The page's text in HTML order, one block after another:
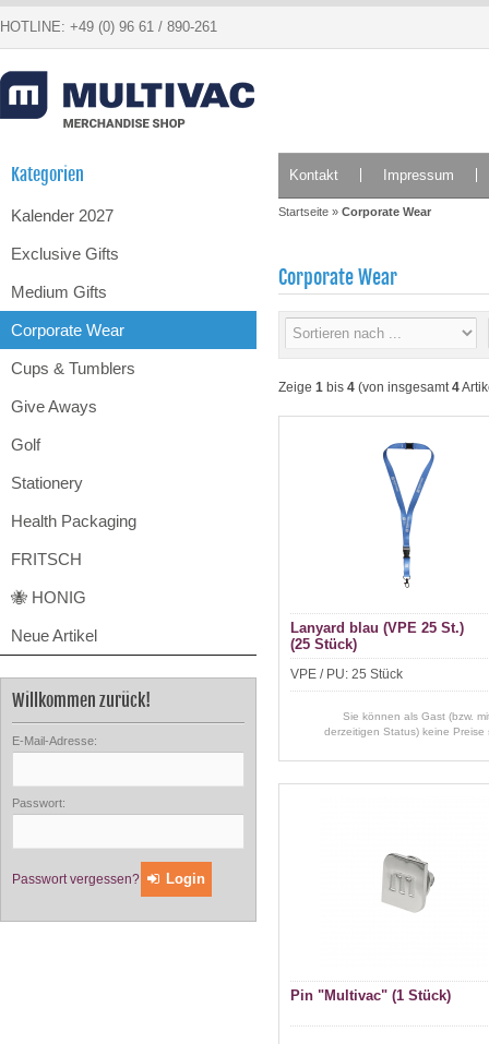
HOTLINE: +49 (0) 96 61 / 890-261
Kategorien
Kalender 2027
Exclusive Gifts
Medium Gifts
Corporate Wear
Cups & Tumblers
Give Aways
Golf
Stationery
Health Packaging
FRITSCH
🐝 HONIG
Neue Artikel
Willkommen zurück!
E-Mail-Adresse:
Passwort:
Passwort vergessen? Login
Kontakt Impressum
Startseite » Corporate Wear
Corporate Wear
Zeige 1 bis 4 (von insgesamt4
Lanyard blau (VPE 25 St.)
(25 Stück)
VPE / PU: 25 Stück
Sie können als Gast (bzw.
derzeitigen Status) keine Preise
Pin "Multivac" (1 Stück)